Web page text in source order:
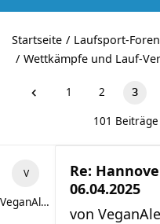
Startseite
Laufsport-Foren
Wettkämpfe und Lauf-
1 2 3
101 Beiträge
VeganAlex
Re:
06.04.2025
von